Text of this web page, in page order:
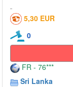
5,30 EUR
0
FR - 76***
Sri Lanka